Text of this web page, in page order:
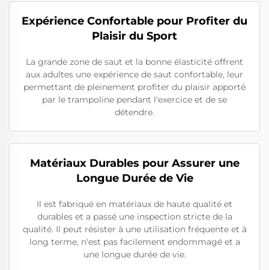
Expérience Confortable pour Profiter du
Plaisir du Sport
La grande zone de saut et la bonne élasticité offrent
aux adultes une expérience de saut confortable, leur
permettant de pleinement profiter du plaisir apporté
par le trampoline pendant l'exercice et de se
détendre.
Matériaux Durables pour Assurer une
Longue Durée de Vie
Il est fabriqué en matériaux de haute qualité et
durables et a passé une inspection stricte de la
qualité. Il peut résister à une utilisation fréquente et à
long terme, n'est pas facilement endommagé et a
une longue durée de vie.